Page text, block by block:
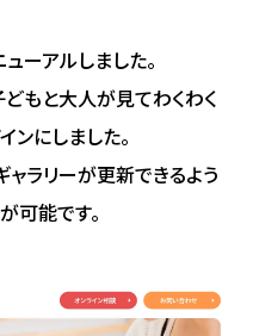
ーアルしました。
もと大人が見てわくわく
ンにしました。
ャラリーが更新できるよう
可能です。